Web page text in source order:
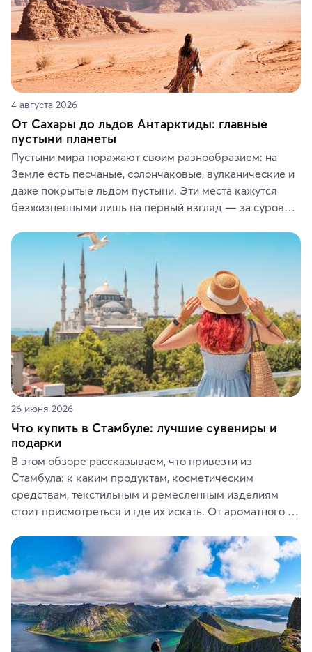
4 августа 2026
От Сахары до льдов Антарктиды: главные
пустыни планеты
Пустыни мира поражают своим разнообразием: на
Земле есть песчаные, солончаковые, вулканические и
даже покрытые льдом пустыни. Эти места кажутся
безжизненными лишь на первый взгляд — за суровой
животные и маршруты, которые дарят одни из самых
ярких впечатлений от путешествий.
26 июня 2026
Что купить в Стамбуле: лучшие сувениры и
подарки
В этом обзоре рассказываем, что привезти из
Стамбула: к каким продуктам, косметическим
средствам, текстильным и ремесленным изделиям
стоит присмотреться и где их искать. От ароматного
керамики и изделий из кожи на турецких рынках и в
аутентичных лавках — в подарок близким или себе на
память о путешествии.